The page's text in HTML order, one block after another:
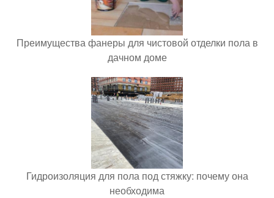
Преимущества фанеры для чистовой отделки пола в
дачном доме
Гидроизоляция для пола под стяжку: почему она
необходима